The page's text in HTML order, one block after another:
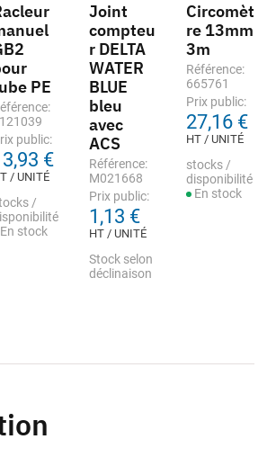
PE
public:
€
/ UNITÉ
/
En stock
Joint
compteu
r DELTA
WATER
BLUE
bleu
avec
ACS
Référence:
M021668
Prix public:
1,13 €
HT / UNITÉ
Stock selon
déclinaison
Circomèt
re 13mm
3m
Référence:
665761
Prix public:
27,16 €
HT / UNITÉ
stocks /
disponibilité
En stock